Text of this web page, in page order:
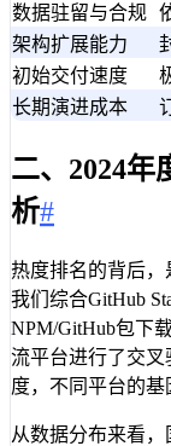
数据驻留与合规
架构扩展能力
初始交付速度
长期演进成本
二、2024年
析#
热度排名的背后，
我们综合GitHub
NPM/GitHub包下
流平台进行了交
度，不同平台的基
从数据分布来看，